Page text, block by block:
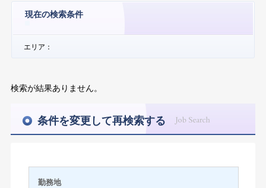
現在の検索条件
エリア：
検索が結果ありません。
条件を変更して再検索する
勤務地